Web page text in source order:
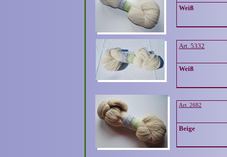
Weiß
Art. 5332
Weiß
Art. 2682
Beige